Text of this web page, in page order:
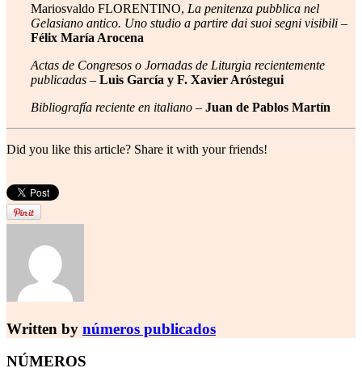
Mariosvaldo FLORENTINO, La penitenza pubblica nel
Gelasiano antico. Uno studio a partire dai suoi segni visibili –
Félix María Arocena
Actas de Congresos o Jornadas de Liturgia recientemente
publicadas – Luis García y F. Xavier Aróstegui
Bibliografía reciente en italiano – Juan de Pablos Martín
Did you like this article? Share it with your friends!
Written by números publicados
NÚMEROS